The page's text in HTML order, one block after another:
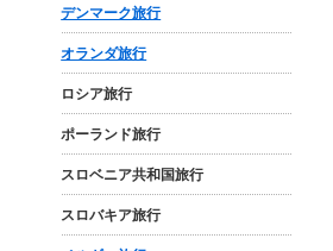
デンマーク旅行
オランダ旅行
ロシア旅行
ポーランド旅行
スロベニア共和国旅行
スロバキア旅行